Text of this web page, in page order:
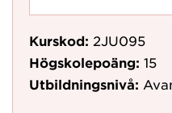
Kurskod: 2JU095
Högskolepoäng: 15
Utbildningsnivå: